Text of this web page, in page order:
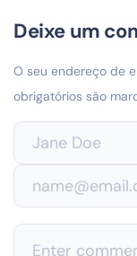
Deixe um
O seu endereço de
obrigatórios são